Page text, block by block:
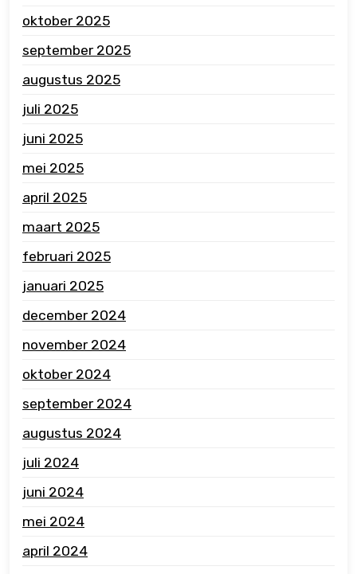
oktober 2025
september 2025
augustus 2025
juli 2025
juni 2025
mei 2025
april 2025
maart 2025
februari 2025
januari 2025
december 2024
november 2024
oktober 2024
september 2024
augustus 2024
juli 2024
juni 2024
mei 2024
april 2024